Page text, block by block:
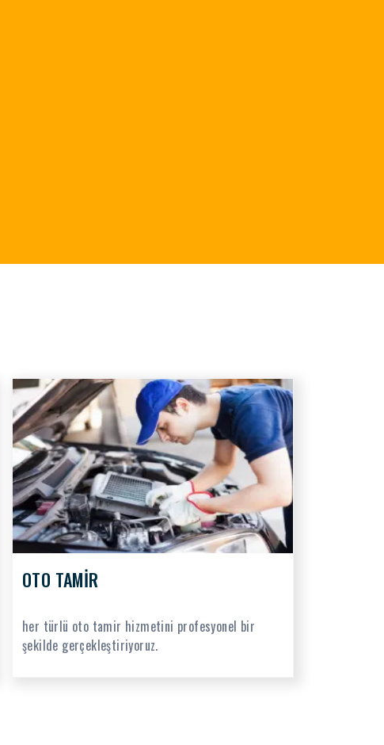
OTO TAMİR
her türlü oto tamir hizmetini profesyonel bir
şekilde gerçekleştiriyoruz.